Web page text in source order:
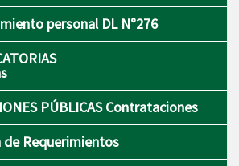
personal DL N°276
PÚBLICAS Contrataciones
de Requerimientos